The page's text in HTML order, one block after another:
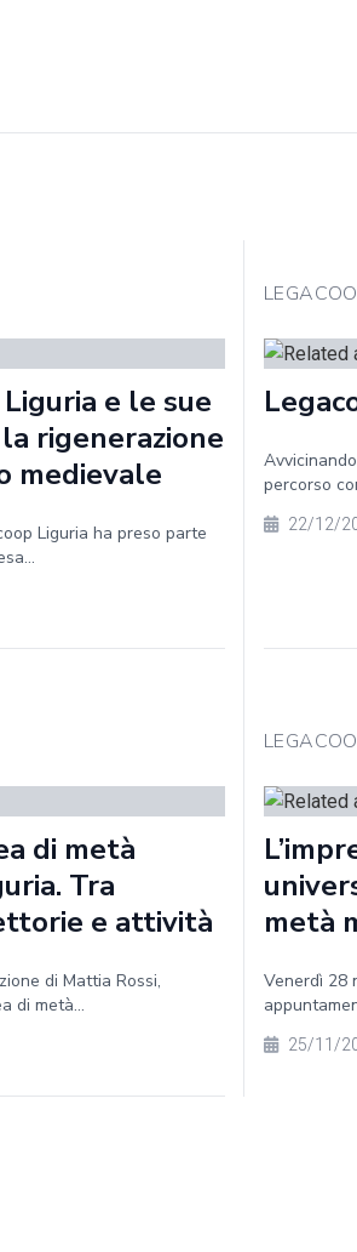
e le sue
rigenerazione
medievale
Liguria ha preso parte
percorso
22/12/
di metà
Tra
e attività
di Mattia Rossi,
di metà...
metà
Venerdì 28
25/11/